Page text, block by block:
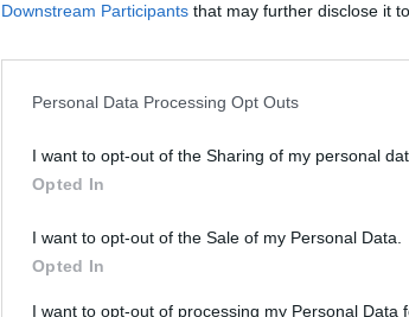
Downstream Participants that may further disclose it
Personal Data Processing Opt Outs
I want to opt-out of the Sharing of my personal
Opted In
I want to opt-out of the Sale of my Personal Data.
Opted In
I want to opt-out of processing my Personal Data